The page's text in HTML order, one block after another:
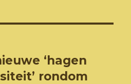
‘hagen
rondom